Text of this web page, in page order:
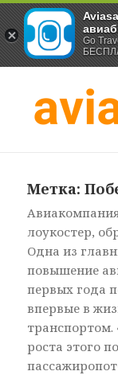
Метка:
лоукостер,
Одна из
повышение
первых года
впервые в
роста этого
Go